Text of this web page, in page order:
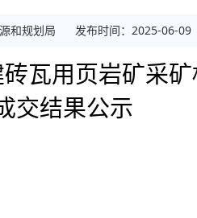
和规划局 发布时间：2025-06-09
瓦用页岩矿采矿
交结果公示